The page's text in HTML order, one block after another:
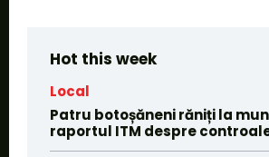
Hot this week
Local
Patru botoșăneni răniți la
raportul ITM despre